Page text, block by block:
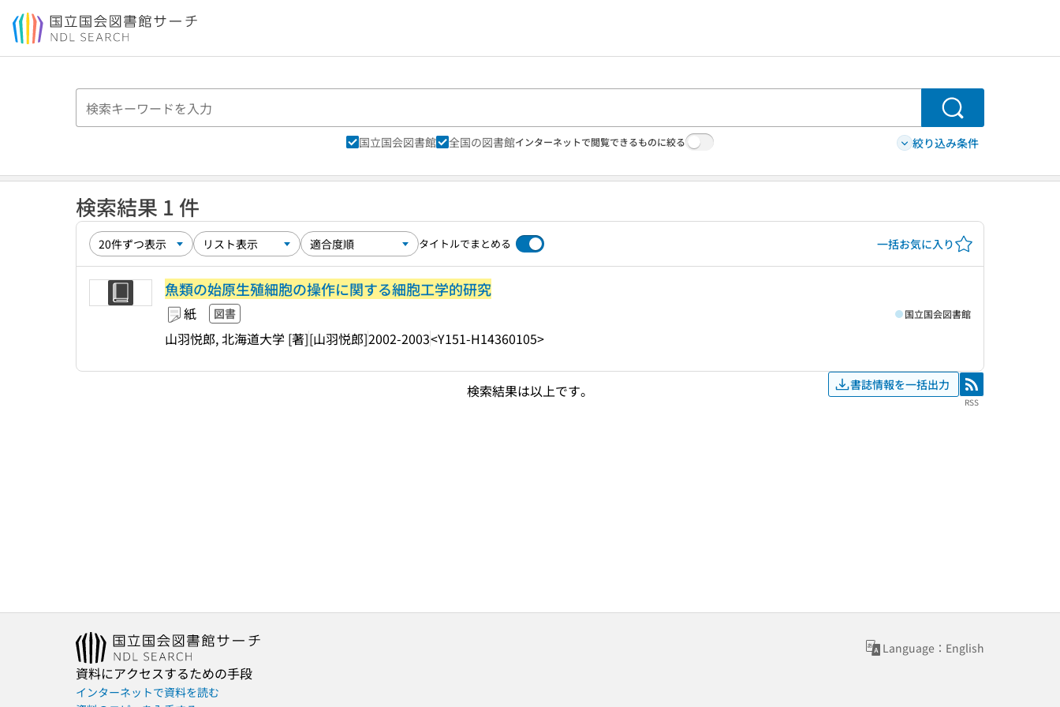
本文へ移動
検索
国立国会図書館 全国の図書館インターネットで閲覧できるものに絞る 絞り込み条件
検索結果 1 件
タイトルでまとめる 一括お気に入り
魚類の始原生殖細胞の操作に関する細胞工学的研究
紙 図書
山羽悦郎, 北海道大学 [著][山羽悦郎]2002-2003<Y151-H14360105>
国立国会図書館
検索結果は以上です。 書誌情報を一括出力 RSS
RSS
Language：English
資料にアクセスするための手段
インターネットで資料を読む